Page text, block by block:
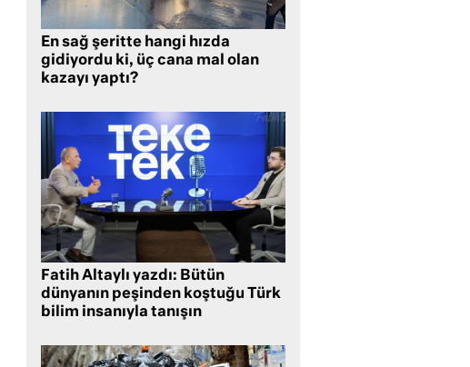
En sağ şeritte hangi hızda
gidiyordu ki, üç cana mal olan
kazayı yaptı?
Fatih Altaylı yazdı: Bütün
dünyanın peşinden koştuğu Türk
bilim insanıyla tanışın